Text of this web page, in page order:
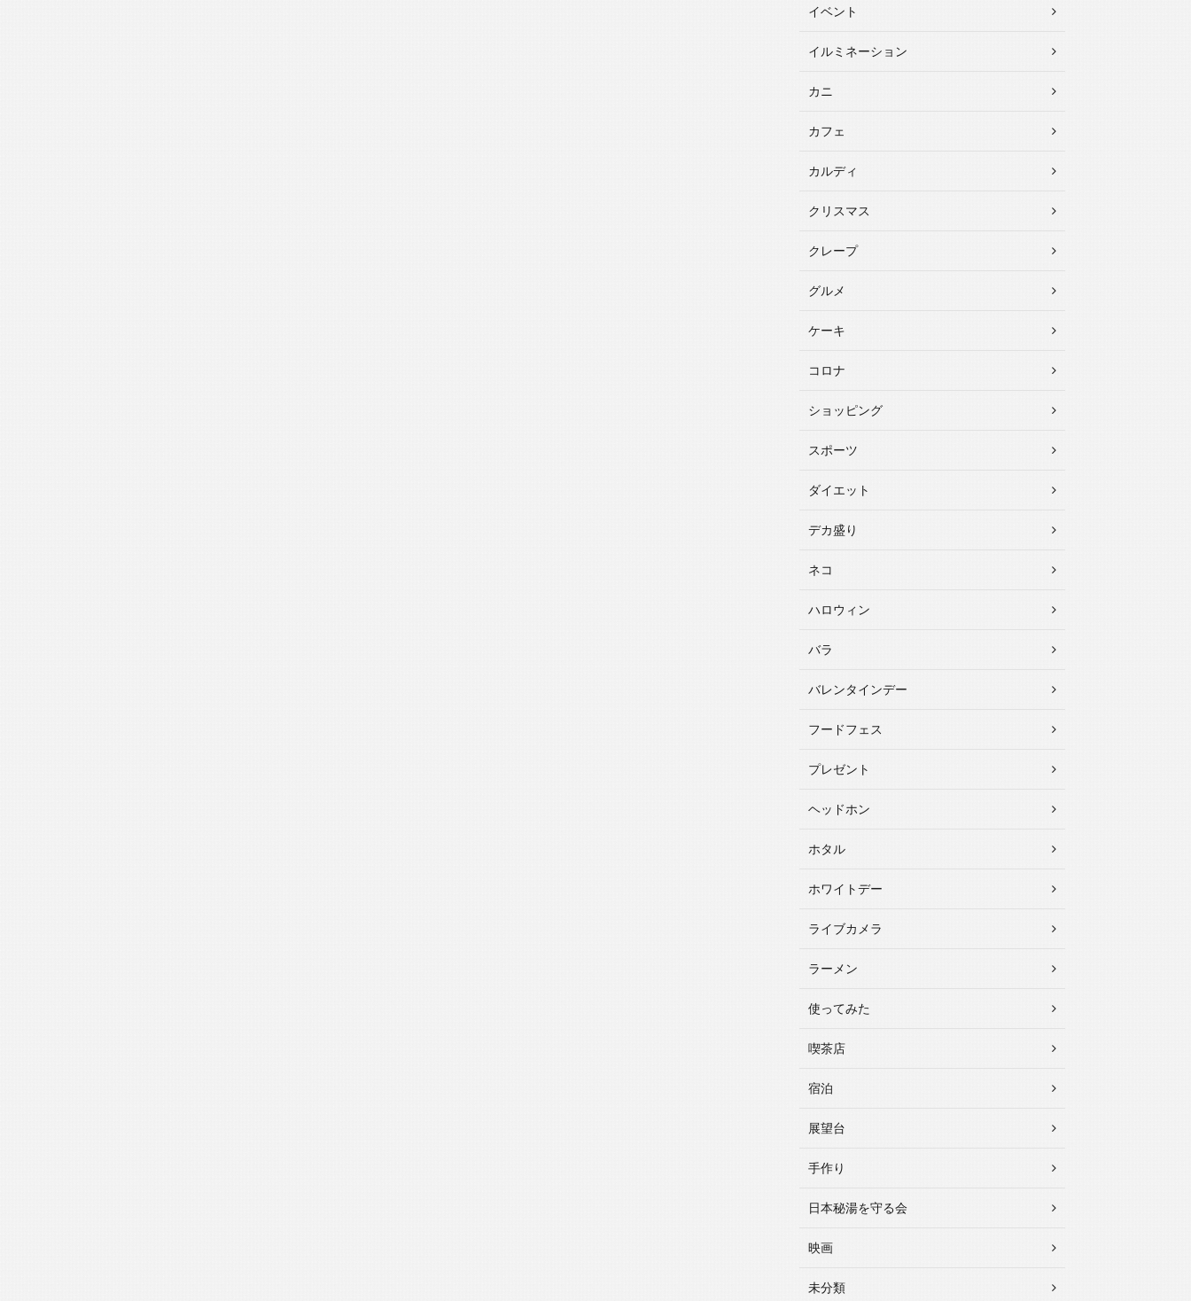
イベント
イルミネーション
カニ
カフェ
カルディ
クリスマス
クレープ
グルメ
ケーキ
コロナ
ショッピング
スポーツ
ダイエット
デカ盛り
ネコ
ハロウィン
バラ
バレンタインデー
フードフェス
プレゼント
ヘッドホン
ホタル
ホワイトデー
ライブカメラ
ラーメン
使ってみた
喫茶店
宿泊
展望台
手作り
日本秘湯を守る会
映画
未分類